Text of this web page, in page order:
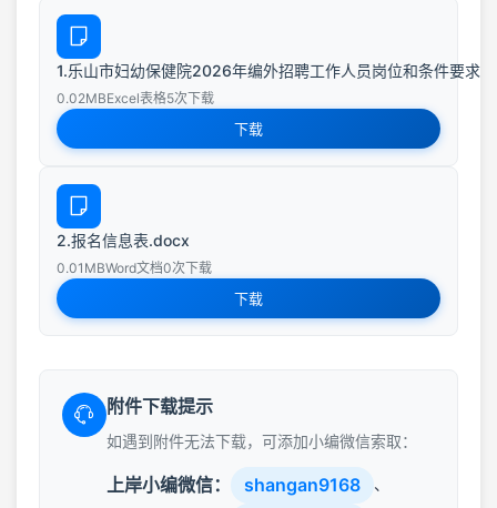
1.乐山市妇幼保健院2026年编外招聘工作人员岗位和条件要求
0.02MBExcel表格5次下载
下载
2.报名信息表.docx
0.01MBWord文档0次下载
下载
附件下载提示
如遇到附件无法下载，可添加小编微信索取：
上岸小编微信： shangan9168 、